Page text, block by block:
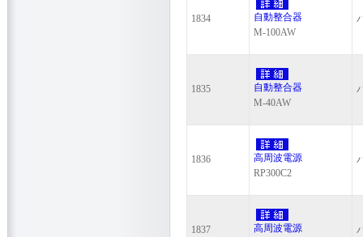
1834
自動整合器
M-100AW
1835
自動整合器
M-40AW
1836
高周波電源
RP300C2
1837
高周波電源